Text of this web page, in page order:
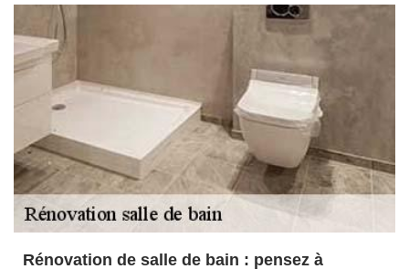
Rénovation de salle de bain : pensez à